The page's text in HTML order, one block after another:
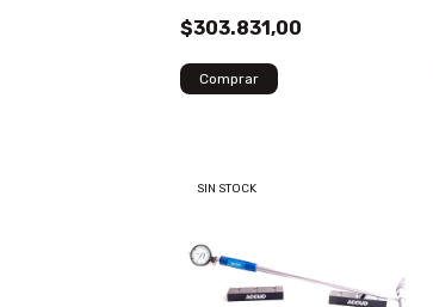
$303.831,00
SIN STOCK